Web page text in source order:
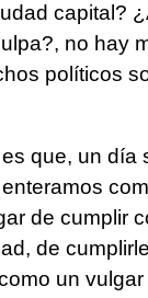
capital?
no hay
políticos
que, un día
de cumplir
de
un vulgar